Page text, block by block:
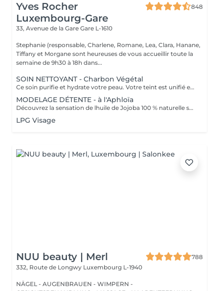
Yves Rocher
Luxembourg-Gare
848
33, Avenue de la Gare Gare L-1610
Stephanie (responsable, Charlene, Romane, Lea, Clara, Hanane,
Tiffany et Morgane sont heureuses de vous accueillir toute la
semaine de 9h30 à 18h dans...
SOIN NETTOYANT - Charbon Végétal
Ce soin purifie et hydrate votre peau. Votre teint est unifié et lumineux, grâce à l' alliance du Charbon Végétal et de l'édulis
MODELAGE DÉTENTE - à l'Aphloïa
Découvrez la sensation de lhuile de Jojoba 100 % naturelle sur votre peau. Nourrie, votre peau retrouve tout son confort. Libéré de ses tensions grâce aux mains habiles de notre esthéticienne, votre visage est détendu. Bénéfices : Nourrie, votre peau retrouve tout son confort.
LPG Visage
NUU beauty | Merl
788
332, Route de Longwy Luxembourg L-1940
NÄGEL - AUGENBRAUEN - WIMPERN -